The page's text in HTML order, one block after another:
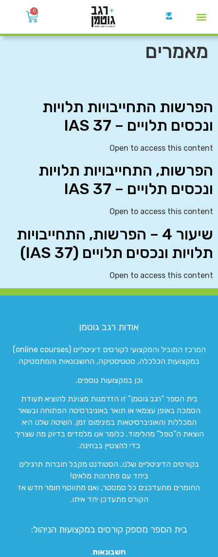
0
מאמרים
הפרשות התחייבויות תלויות
ונכסים תלויים – IAS 37
Open to access this content
הפרשות, התחייבויות תלויות
ונכסים תלויים – IAS 37
Open to access this content
שיעור 4 – הפרשות, התחייבויות
תלויות ונכסים תלויים (IAS 37)
Open to access this content
אודות רגב גוטמן
המרכז המוביל והמקצועי לקורסים דיגיטליים (online courses)
במקצועות הכלכלה, סטטיסטיקה, החשבונאות והמתמטיקה
וכן במקצועות נוספים.
בית הספר “רגב גוטמן” זו הזדמנות מצוינת להוציא תעודת
הסמכה באופן עצמאי או תואר באוניברסיטה הפתוחה ובשאר
המכללות והאוניברסיטאות במינימום זמן. השיטה שלנו היא
הוצאת ה”טפל” מהלימוד. כלומר אנו מלמדים בדיוק מה שצריך
כדי להצטיין בבחינה.
בקורסים הדיגיטליים שלנו, הסטודנט מקבל חוברות תרגילים
ביחד עם פתרונות מלאים!
החומרים מתעדכנים כל סמסטר, ואם מתווסף חומר חדש אז
הקורס מתעדכן יחד איתו.
בית הספר מספק קורסים במקצועות הניהול:
חשבונאות